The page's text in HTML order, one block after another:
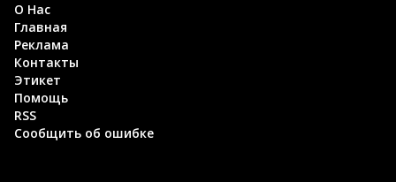
О Нас
Главная
Реклама
Контакты
Этикет
Помощь
RSS
Сообщить об ошибке